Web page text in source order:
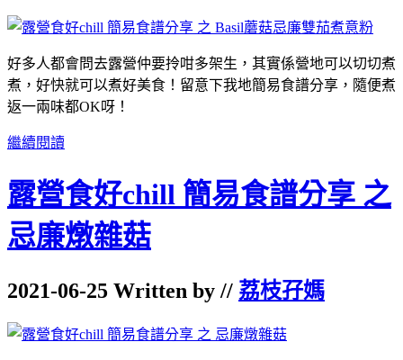
好多人都會問去露營仲要拎咁多架生，其實係營地可以切切煮
煮，好快就可以煮好美食！留意下我地簡易食譜分享，隨便煮
返一兩味都OK呀！
繼續閱讀
露營食好chill 簡易食譜分享 之
忌廉燉雜菇
2021-06-25 Written by // 荔枝孖媽